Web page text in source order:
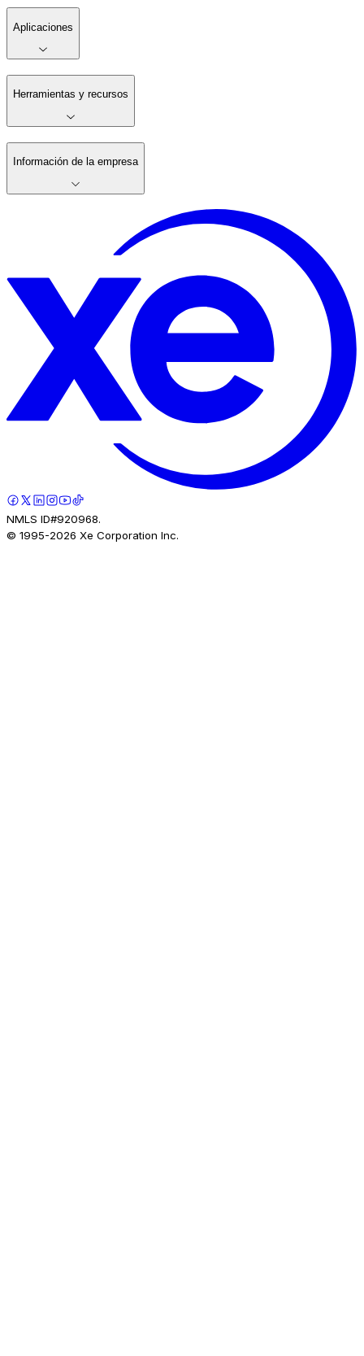
Aplicaciones
Herramientas y recursos
Información de la empresa
NMLS ID#920968.
© 1995-2026 Xe Corporation Inc.